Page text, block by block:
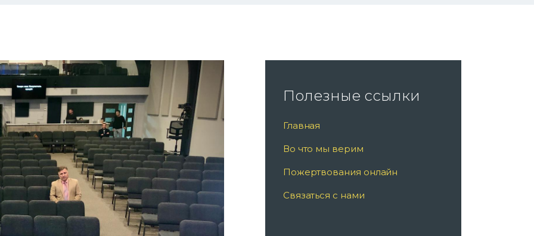
Полезные ссылки
Главная
Во что мы верим
Пожертвования онлайн
Связаться с нами